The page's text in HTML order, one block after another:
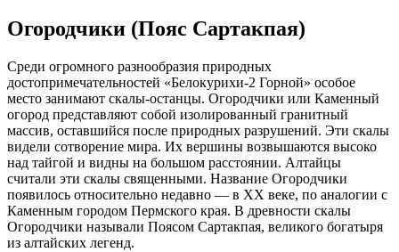
Огородчики (Пояс Сартакпая)
Среди огромного разнообразия природных
достопримечательностей «Белокурихи-2 Горной» особое
место занимают скалы-останцы. Огородчики или Каменный
огород представляют собой изолированный гранитный
массив, оставшийся после природных разрушений. Эти скалы
видели сотворение мира. Их вершины возвышаются высоко
над тайгой и видны на большом расстоянии. Алтайцы
считали эти скалы священными. Название Огородчики
появилось относительно недавно — в ХХ веке, по аналогии с
Каменным городом Пермского края. В древности скалы
Огородчики называли Поясом Сартакпая, великого богатыря
из алтайских легенд.